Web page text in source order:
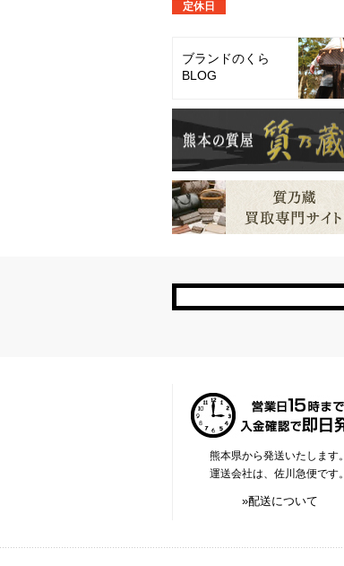
ブランドのくら
BLOG
熊本県から発送いたします。
運送会社は、佐川急便です。
»配送について